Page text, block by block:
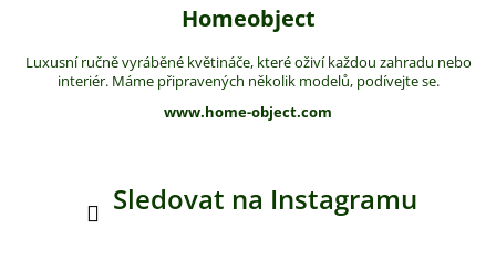
Homeobject
Luxusní ručně vyráběné květináče, které oživí každou zahradu nebo
interiér. Máme připravených několik modelů, podívejte se.
www.home-object.com
Sledovat na Instagramu